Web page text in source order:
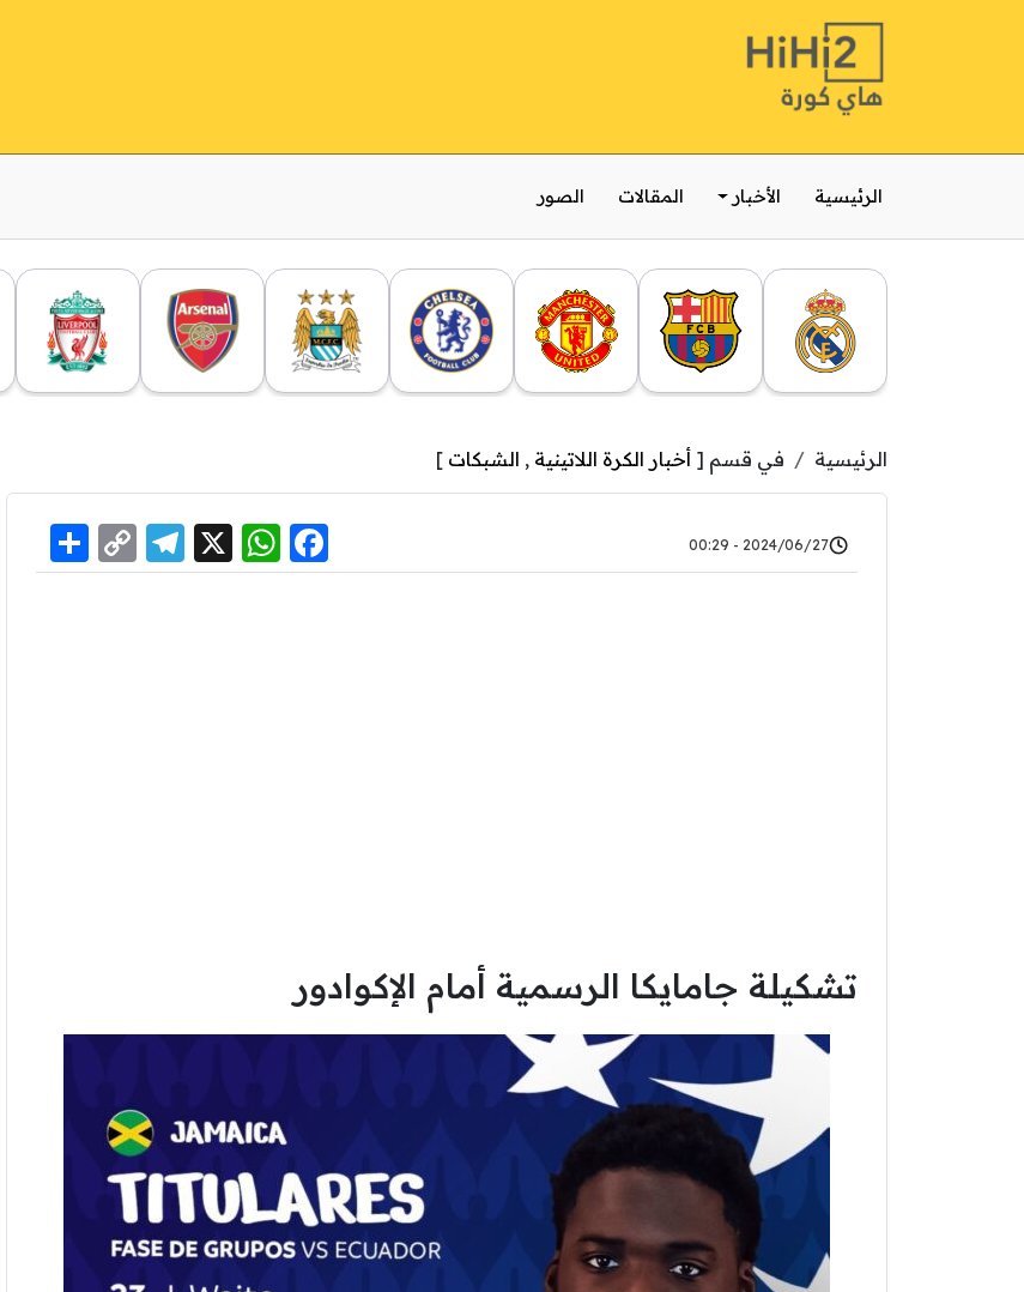
الرئيسية الأخبار المقالات الصور
الرئيسية في قسم [ أخبار الكرة اللاتينية , الشبكات ]
2024/06/27 - 00:29
Facebook
WhatsApp
X
Telegram
Copy
Link
تشكيلة جامايكا الرسمية أمام الإكوادور